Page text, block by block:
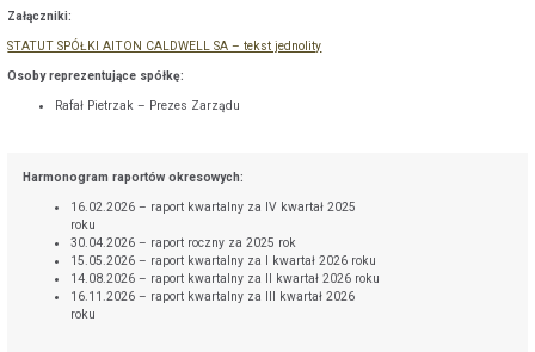
Załączniki:
STATUT SPÓŁKI AITON CALDWELL SA – tekst jednolity
Osoby reprezentujące spółkę:
Rafał Pietrzak – Prezes Zarządu
Harmonogram raportów okresowych:
16.02.2026 – raport kwartalny za IV kwartał 2025
roku
30.04.2026 – raport roczny za 2025 rok
15.05.2026 – raport kwartalny za I kwartał 2026 roku
14.08.2026 – raport kwartalny za II kwartał 2026 roku
16.11.2026 – raport kwartalny za III kwartał 2026
roku